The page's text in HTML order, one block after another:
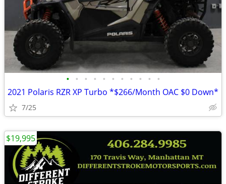
• • • • • • • • • • •
2021 Polaris RZR XP Turbo *$266/Month OAC $0 Down*
7/25
$19,995